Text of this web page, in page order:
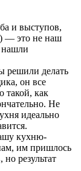
и выступов,
— это не наш
нашли
решили делать
он все
такой, как
Не
идеально
кухню-
им пришлось
результат